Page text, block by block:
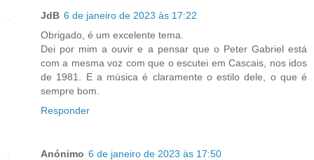
JdB 6 de janeiro de 2023 às 17:22
Obrigado, é um excelente tema.
Dei por mim a ouvir e a pensar que o Peter Gabriel está
com a mesma voz com que o escutei em Cascais, nos idos
de 1981. E a música é claramente o estilo dele, o que é
sempre bom.
Responder
Anónimo 6 de janeiro de 2023 às 17:50